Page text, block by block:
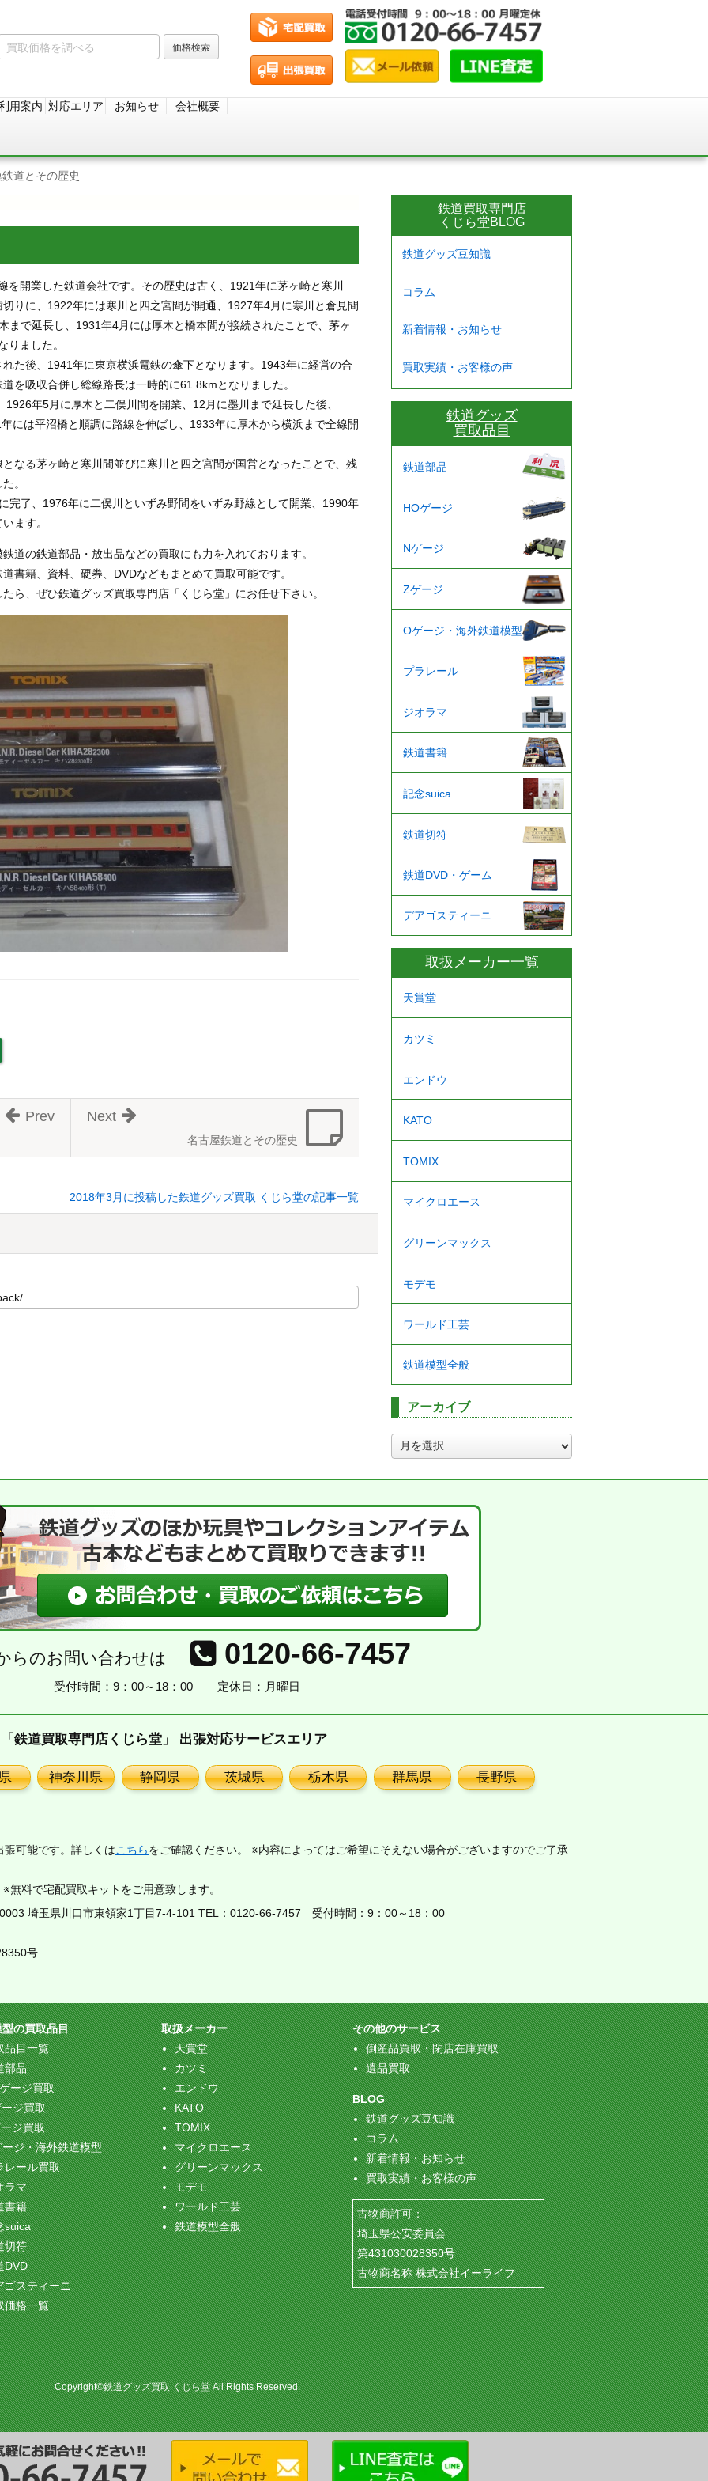
用案内 対応エリア お知らせ 会社概要
道とその歴史
開業した鉄道会社です。その歴史は古く、1921年に茅ヶ崎と寒川
りに、1922年には寒川と四之宮間が開通、1927年4月に寒川と倉見間
まで延長し、1931年4月には厚木と橋本間が接続されたことで、茅ヶ
りました。
た後、1941年に東京横浜電鉄の傘下となります。1943年に経営の合
を吸収合併し総線路長は一時的に61.8kmとなりました。
年5月に厚木と二俣川間を開業、12月に墨川まで延長した後、
には平沼橋と順調に路線を伸ばし、1933年に厚木から横浜まで全線開
なる茅ヶ崎と寒川間並びに寒川と四之宮間が国営となったことで、残
。
完了、1976年に二俣川といずみ野間をいずみ野線として開業、1990年
ます。
道の鉄道部品・放出品などの買取にも力を入れております。
書籍、資料、硬券、DVDなどもまとめて買取可能です。
ら、ぜひ鉄道グッズ買取専門店「くじら堂」にお任せ下さい。
名古屋鉄道とその歴史
Next
Prev
2018年3月に投稿した鉄道グッズ買取 くじら堂の記事一覧
鉄道買取専門店
くじら堂BLOG
鉄道グッズ豆知識
コラム
新着情報・お知らせ
買取実績・お客様の声
鉄道グッズ
買取品目
鉄道部品
HOゲージ
Nゲージ
Zゲージ
Oゲージ・海外鉄道模型
プラレール
ジオラマ
鉄道書籍
記念suica
鉄道切符
鉄道DVD・ゲーム
デアゴスティーニ
取扱メーカー一覧
天賞堂
カツミ
エンドウ
KATO
TOMIX
マイクロエース
グリーンマックス
モデモ
ワールド工芸
鉄道模型全般
アーカイブ
ー
ブ
らのお問い合わせは 0120-66-7457
受付時間：9：00～18：00 定休日：月曜日
「鉄道買取専門店くじら堂」 出張対応サービスエリア
神奈川県 静岡県 茨城県 栃木県 群馬県 長野県
可能です。詳しくはこちらをご確認ください。 ※内容によってはご希望にそえない場合がございますのでご了承
料で宅配買取キットをご用意致します。
埼玉県川口市東領家1丁目7-4-101 TEL： 0120-66-7457 受付時間：9：00～18：00
号
型の買取品目
品目一覧
部品
ージ買取
ジ買取
ジ買取
ージ・海外鉄道模型
レール買取
ラマ
書籍
suica
切符
DVD
ゴスティーニ
価格一覧
取扱メーカー
天賞堂
カツミ
エンドウ
KATO
TOMIX
マイクロエース
グリーンマックス
モデモ
ワールド工芸
鉄道模型全般
その他のサービス
倒産品買取・閉店在庫買取
遺品買取
BLOG
鉄道グッズ豆知識
コラム
新着情報・お知らせ
買取実績・お客様の声
古物商許可：
埼玉県公安委員会
第431030028350号
古物商名称 株式会社イーライフ
Copyright©鉄道グッズ買取 くじら堂 All Rights Reserved.